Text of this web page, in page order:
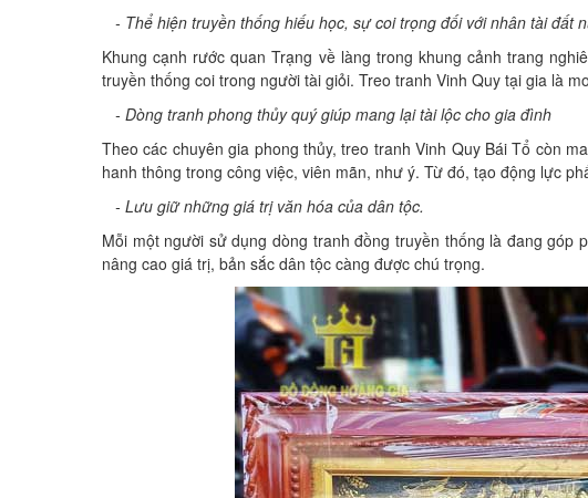
- Thể hiện truyền thống hiếu học, sự coi trọng đối với nhân tài đất
Khung cạnh rước quan Trạng về làng trong khung cảnh trang
truyền thống coi trong người tài giỏi. Treo tranh Vinh Quy tại gia là
- Dòng tranh phong thủy quý giúp mang lại tài lộc cho gia đình
Theo các chuyên gia phong thủy, treo tranh Vinh Quy Bái Tổ còn
hanh thông trong công việc, viên mãn, như ý. Từ đó, tạo động lực
- Lưu giữ những giá trị văn hóa của dân tộc.
Mỗi một người sử dụng dòng tranh đồng truyền thống là đang
nâng cao giá trị, bản sắc dân tộc càng được chú trọng.